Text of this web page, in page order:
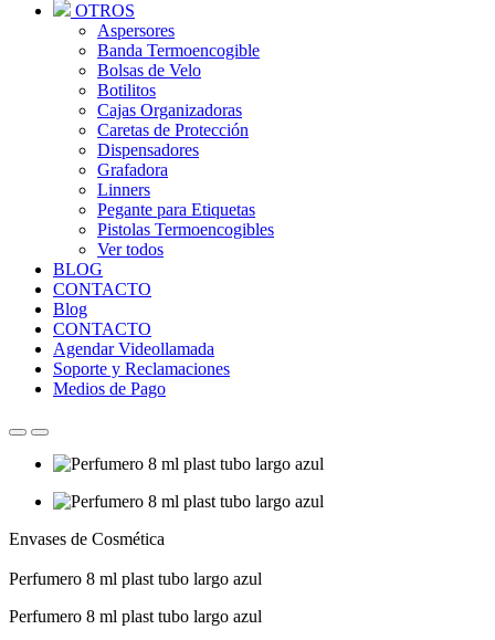
OTROS
Aspersores
Banda Termoencogible
Bolsas de Velo
Botilitos
Cajas Organizadoras
Caretas de Protección
Dispensadores
Grafadora
Linners
Pegante para Etiquetas
Pistolas Termoencogibles
Ver todos
BLOG
CONTACTO
Blog
CONTACTO
Agendar Videollamada
Soporte y Reclamaciones
Medios de Pago
Envases de Cosmética
Perfumero 8 ml plast tubo largo azul
Perfumero 8 ml plast tubo largo azul